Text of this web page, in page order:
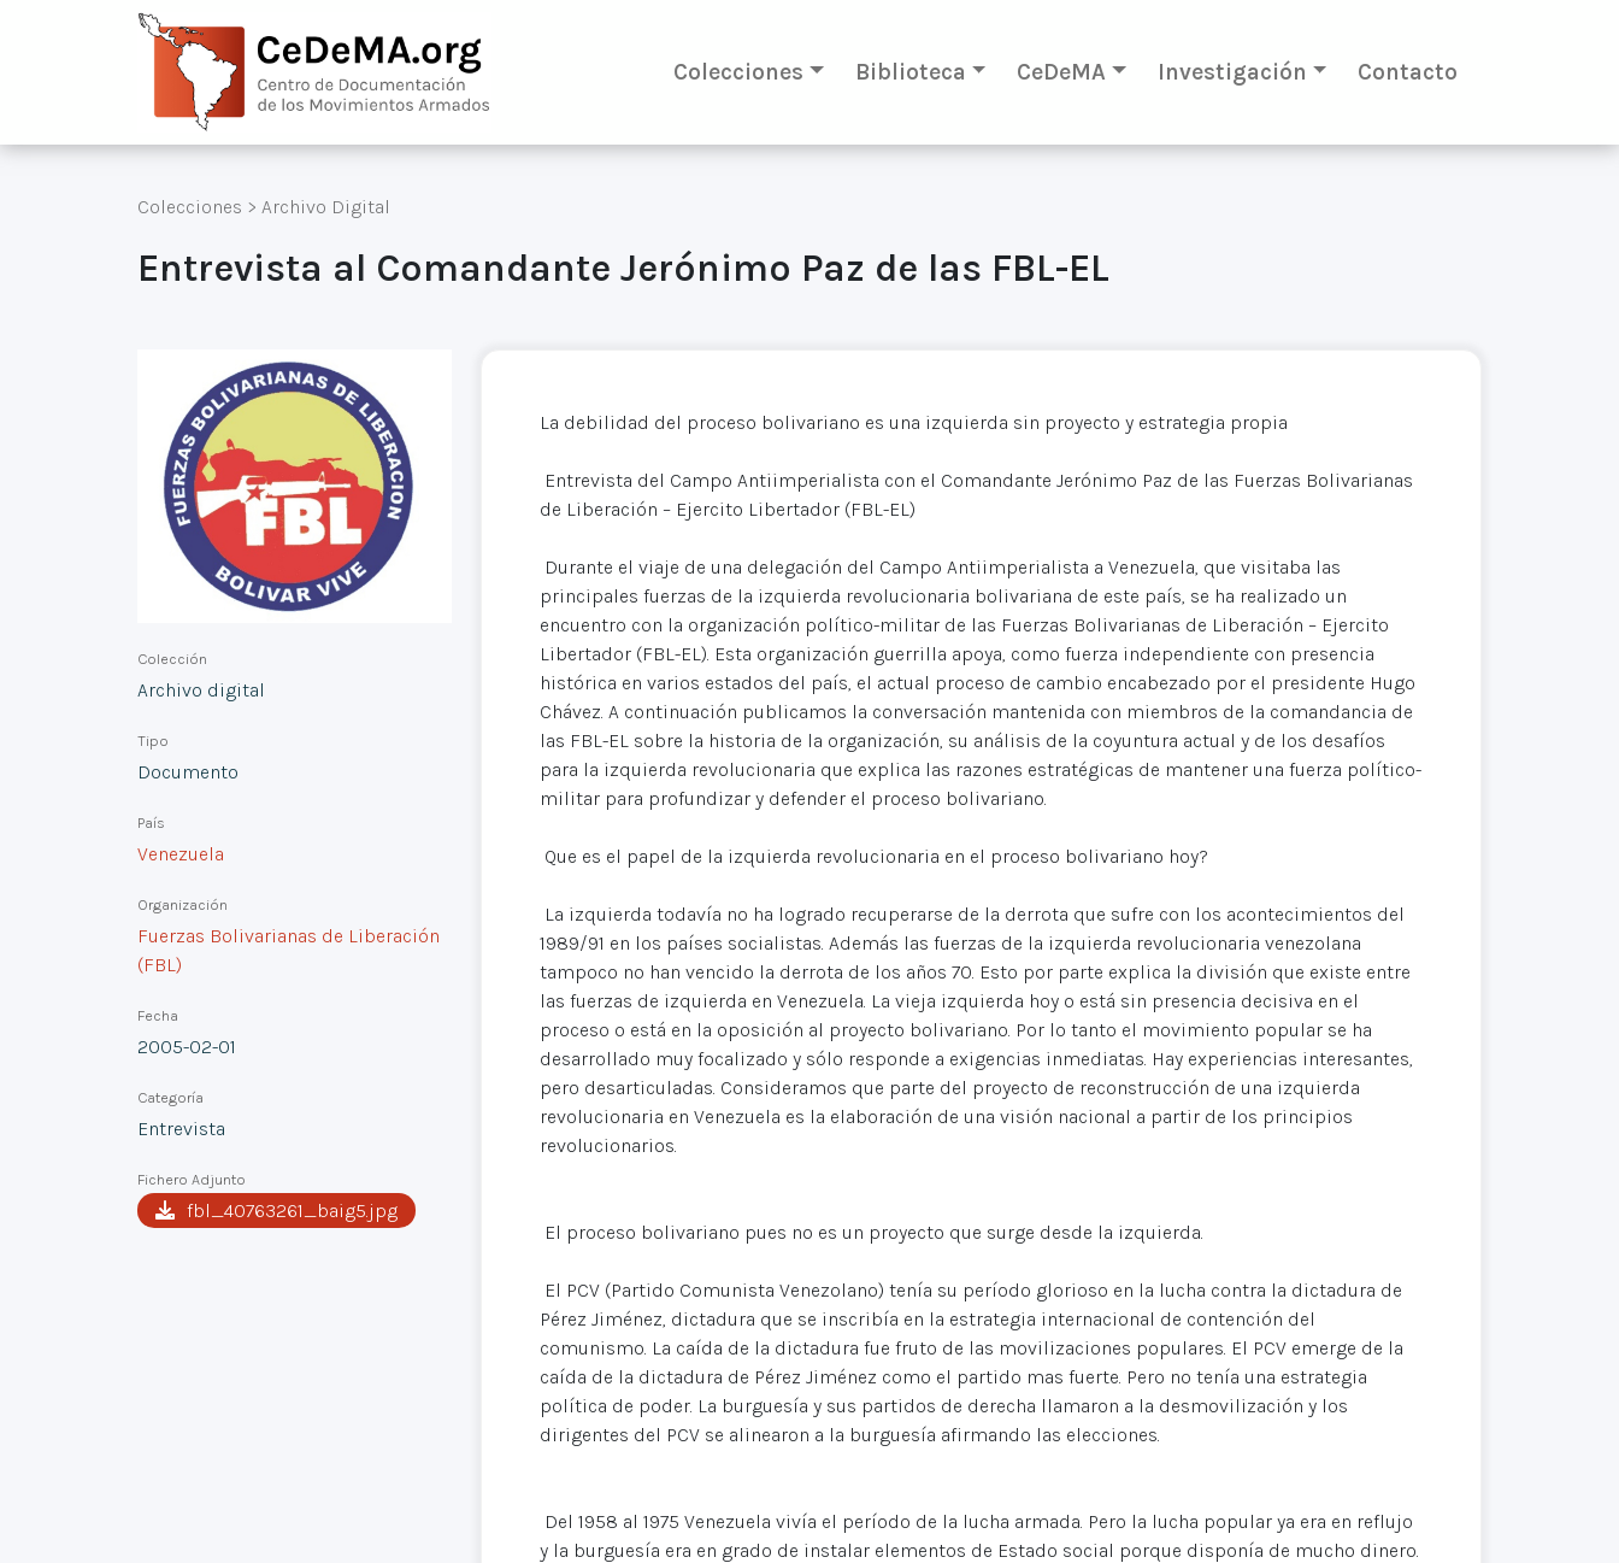
Colecciones Biblioteca CeDeMA Investigación Contacto
Colecciones > Archivo Digital
Entrevista al Comandante Jerónimo Paz de las FBL-EL
Colección
Archivo digital
Tipo
Documento
País
Venezuela
Organización
Fuerzas Bolivarianas de Liberación
(FBL)
Fecha
2005-02-01
Categoría
Entrevista
Fichero Adjunto
fbl_40763261_baig5.jpg
La debilidad del proceso bolivariano es una izquierda sin proyecto y estrategia propia
Entrevista del Campo Antiimperialista con el Comandante Jerónimo Paz de las Fuerzas Bolivarianas
de Liberación – Ejercito Libertador (FBL-EL)
Durante el viaje de una delegación del Campo Antiimperialista a Venezuela, que visitaba las
principales fuerzas de la izquierda revolucionaria bolivariana de este país, se ha realizado un
encuentro con la organización político-militar de las Fuerzas Bolivarianas de Liberación – Ejercito
Libertador (FBL-EL). Esta organización guerrilla apoya, como fuerza independiente con presencia
histórica en varios estados del país, el actual proceso de cambio encabezado por el presidente Hugo
Chávez. A continuación publicamos la conversación mantenida con miembros de la comandancia de
las FBL-EL sobre la historia de la organización, su análisis de la coyuntura actual y de los desafíos
para la izquierda revolucionaria que explica las razones estratégicas de mantener una fuerza político-
militar para profundizar y defender el proceso bolivariano.
Que es el papel de la izquierda revolucionaria en el proceso bolivariano hoy?
La izquierda todavía no ha logrado recuperarse de la derrota que sufre con los acontecimientos del
1989/91 en los países socialistas. Además las fuerzas de la izquierda revolucionaria venezolana
tampoco no han vencido la derrota de los años 70. Esto por parte explica la división que existe entre
las fuerzas de izquierda en Venezuela. La vieja izquierda hoy o está sin presencia decisiva en el
proceso o está en la oposición al proyecto bolivariano. Por lo tanto el movimiento popular se ha
desarrollado muy focalizado y sólo responde a exigencias inmediatas. Hay experiencias interesantes,
pero desarticuladas. Consideramos que parte del proyecto de reconstrucción de una izquierda
revolucionaria en Venezuela es la elaboración de una visión nacional a partir de los principios
revolucionarios.
El proceso bolivariano pues no es un proyecto que surge desde la izquierda.
El PCV (Partido Comunista Venezolano) tenía su período glorioso en la lucha contra la dictadura de
Pérez Jiménez, dictadura que se inscribía en la estrategia internacional de contención del
comunismo. La caída de la dictadura fue fruto de las movilizaciones populares. El PCV emerge de la
caída de la dictadura de Pérez Jiménez como el partido mas fuerte. Pero no tenía una estrategia
política de poder. La burguesía y sus partidos de derecha llamaron a la desmovilización y los
dirigentes del PCV se alinearon a la burguesía afirmando las elecciones.
Del 1958 al 1975 Venezuela vivía el período de la lucha armada. Pero la lucha popular ya era en reflujo
y la burguesía era en grado de instalar elementos de Estado social porque disponía de mucho dinero.